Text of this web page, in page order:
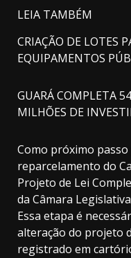
LEIA TAMBÉM
CRIAÇÃO DE LOTES
EQUIPAMENTOS
GUARÁ COMPLETA
MILHÕES DE
Como próximo
reparcelamento do
Projeto de Lei
da Câmara
Essa etapa é
alteração do projeto
registrado em